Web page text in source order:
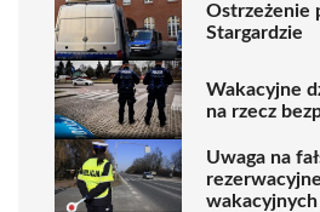
Ostrzeżenie
Stargardzie
Wakacyjne
na rzecz
Uwaga na